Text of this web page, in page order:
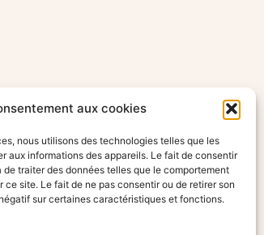
aux cookies
nous utilisons des technologies telles que les
aux informations des appareils. Le fait de consentir
traiter des données telles que le comportement
ce site. Le fait de ne pas consentir ou de retirer son
sur certaines caractéristiques et fonctions.